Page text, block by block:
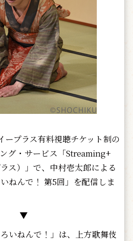
プラス有料視聴チケット制の
グ・サービス「Streaming+
ス）」で、中村壱太郎による
ねんで！ 第5回」を配信しま
▼
いねんで！」は、上方歌舞伎